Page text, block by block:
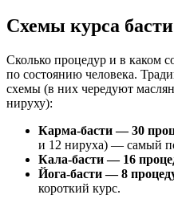
Схемы курса басти
Сколько процедур и в каком
по состоянию человека.
схемы (в них чередуют
нируху):
Карма-басти — 30
и 12 нируха) — самый
Кала-басти — 16
Йога-басти — 8
короткий курс.